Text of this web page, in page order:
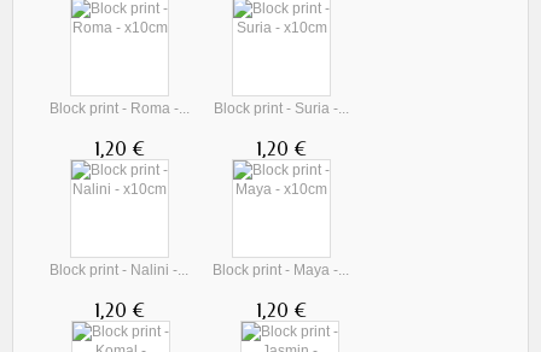
Block print - Roma -...
1,20 €
Block print - Suria -...
1,20 €
Block print - Nalini -...
1,20 €
Block print - Maya -...
1,20 €